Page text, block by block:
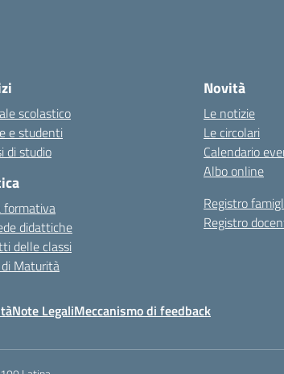
scolastico
e studenti
di studio
formativa
didattiche
delle classi
Maturità
Novità
Le notizie
Le circolari
Calendario
Albo online
Registro
Registro
Note LegaliMeccanismo di feedback